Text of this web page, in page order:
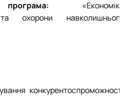
та охорони